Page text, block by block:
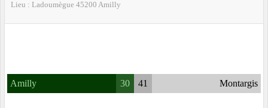
Lieu : Ladoumègue 45200 Amilly
Amilly 30 41 Montargis